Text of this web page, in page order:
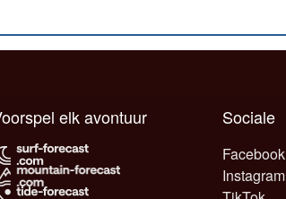
Sociale
Facebook
Instagram
Voorspel elk avontuur